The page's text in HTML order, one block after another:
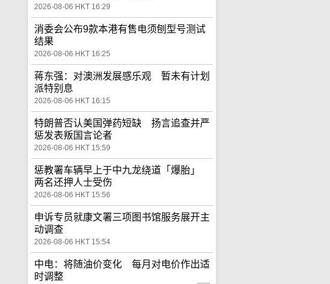
2026-08-06 HKT 16:29
消委会公布9款本港有售电须刨型号测试
结果
2026-08-06 HKT 16:25
蒋东强：对澳洲发展感乐观 暂未有计划
派特别息
2026-08-06 HKT 16:15
特朗普否认美国弹药短缺 扬言追查并严
惩发表叛国言论者
2026-08-06 HKT 15:59
惩教署车辆早上于中九龙绕道「爆胎」
两名还押人士受伤
2026-08-06 HKT 15:56
申诉专员就康文署三项图书馆服务展开主
动调查
2026-08-06 HKT 15:54
中电：将随油价变化 每月对电价作出适
时调整